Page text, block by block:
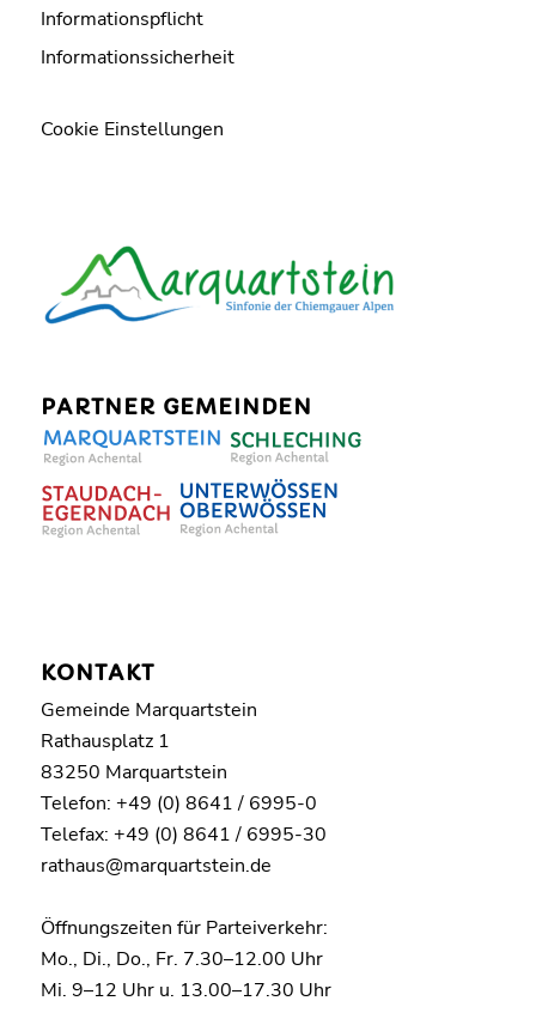
Informationspflicht
Informationssicherheit
Cookie Einstellungen
PARTNER GEMEINDEN
KONTAKT
Gemeinde Marquartstein
Rathausplatz 1
83250 Marquartstein
Telefon: +49 (0) 8641 / 6995-0
Telefax: +49 (0) 8641 / 6995-30
rathaus@marquartstein.de
Öffnungszeiten für Parteiverkehr:
Mo., Di., Do., Fr. 7.30–12.00 Uhr
Mi. 9–12 Uhr u. 13.00–17.30 Uhr